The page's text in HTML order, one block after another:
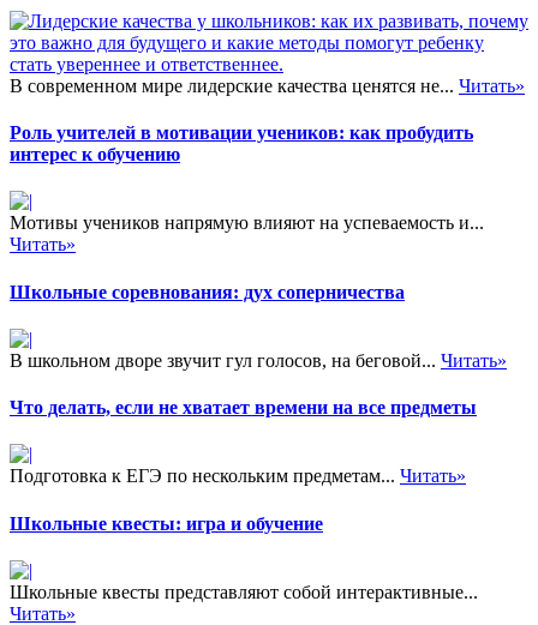
графический прием. Сильные
ученики самостоятельно
избирают составление
конкретизирующей…
В современном мире лидерские качества ценятся не... Читать»
Роль учителей в мотивации учеников: как пробудить
интерес к обучению
Мотивы учеников напрямую влияют на успеваемость и...
Читать»
Школьные соревнования: дух соперничества
В школьном дворе звучит гул голосов, на беговой... Читать»
Что делать, если не хватает времени на все предметы
Подготовка к ЕГЭ по нескольким предметам... Читать»
Школьные квесты: игра и обучение
Школьные квесты представляют собой интерактивные...
Читать»